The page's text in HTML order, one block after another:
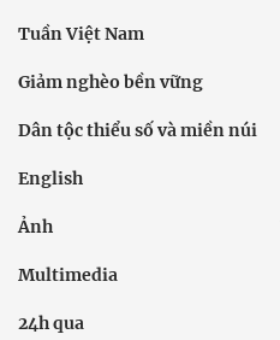
Tuần Việt Nam
Giảm nghèo bền vững
Dân tộc thiểu số và miền núi
English
Ảnh
Multimedia
24h qua